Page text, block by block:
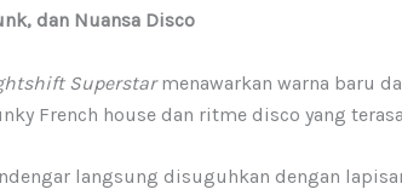
dan Nuansa Disco
Superstarmenawarkan warna baru
French house dan ritme disco yang
langsung disuguhkan dengan